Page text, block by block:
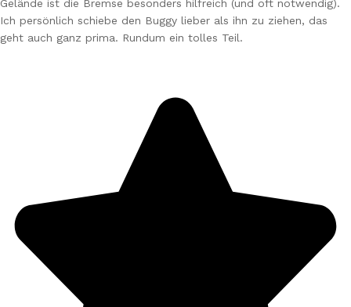
Gelände ist die Bremse besonders hilfreich (und oft notwendig).
Ich persönlich schiebe den Buggy lieber als ihn zu ziehen, das
geht auch ganz prima. Rundum ein tolles Teil.